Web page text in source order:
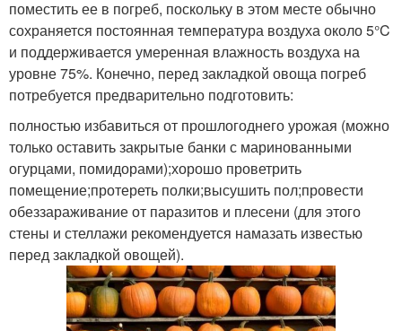
поместить ее в погреб, поскольку в этом месте обычно
сохраняется постоянная температура воздуха около 5°C
и поддерживается умеренная влажность воздуха на
уровне 75%. Конечно, перед закладкой овоща погреб
потребуется предварительно подготовить:
полностью избавиться от прошлогоднего урожая (можно
только оставить закрытые банки с маринованными
огурцами, помидорами);хорошо проветрить
помещение;протереть полки;высушить пол;провести
обеззараживание от паразитов и плесени (для этого
стены и стеллажи рекомендуется намазать известью
перед закладкой овощей).